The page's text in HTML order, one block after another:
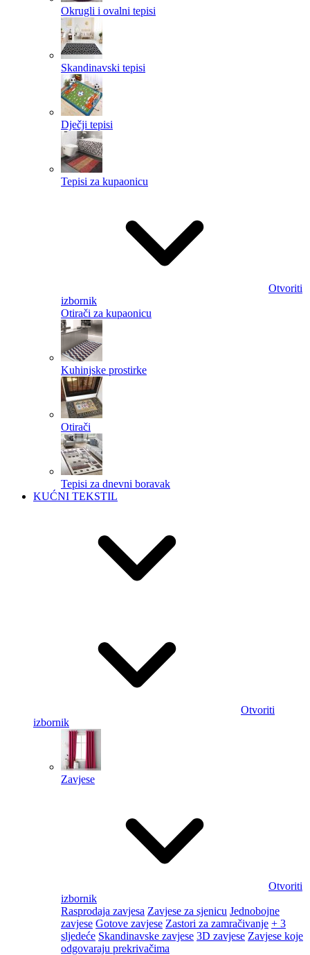
Okrugli i ovalni tepisi
Skandinavski tepisi
Dječji tepisi
Tepisi za kupaonicu
Otvoriti
izbornik
Otirači za kupaonicu
Kuhinjske prostirke
Otirači
Tepisi za dnevni boravak
KUĆNI TEKSTIL
Otvoriti
izbornik
Zavjese
Otvoriti
izbornik
Rasprodaja zavjesa Zavjese za sjenicu Jednobojne
zavjese Gotove zavjese Zastori za zamračivanje + 3
sljedeće Skandinavske zavjese 3D zavjese Zavjese koje
odgovaraju prekrivačima